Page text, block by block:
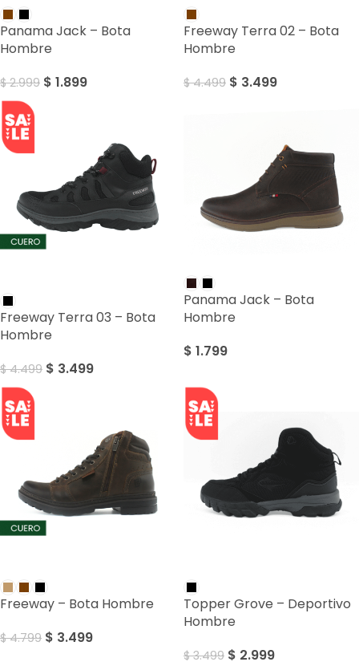
Panama Jack – Bota
Hombre
$2.999 $ 1.899
Freeway Terra 02 – Bota
Hombre
$4.499 $ 3.499
Freeway Terra 03 – Bota
Hombre
$4.499 $ 3.499
Panama Jack – Bota
Hombre
$ 1.799
Freeway – Bota Hombre
$4.799 $ 3.499
Topper Grove – Deportivo
Hombre
$3.499 $ 2.999